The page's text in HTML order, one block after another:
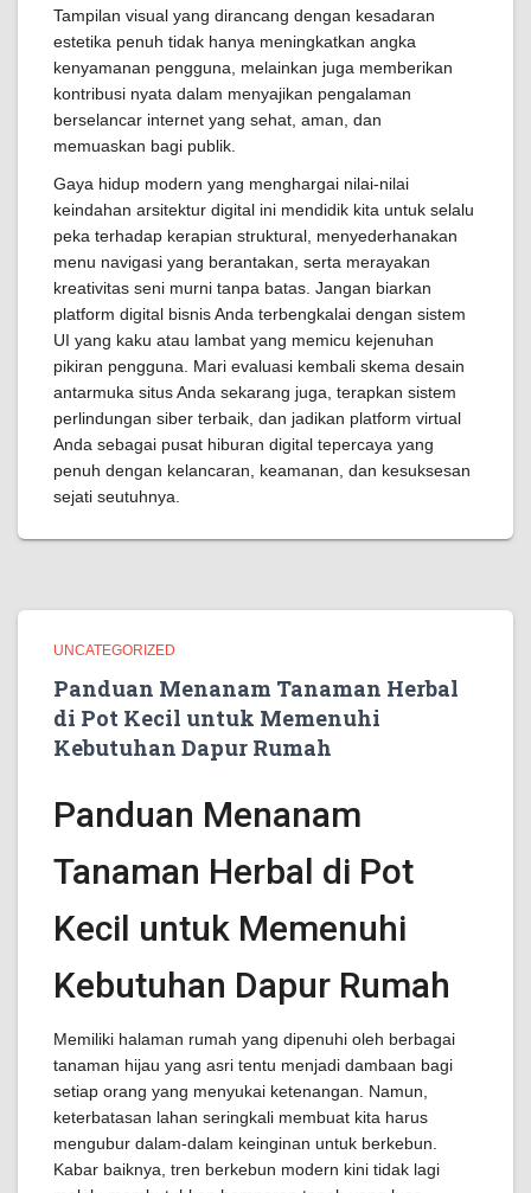
Tampilan visual yang dirancang dengan kesadaran
estetika penuh tidak hanya meningkatkan angka
kenyamanan pengguna, melainkan juga memberikan
kontribusi nyata dalam menyajikan pengalaman
berselancar internet yang sehat, aman, dan
memuaskan bagi publik.
Gaya hidup modern yang menghargai nilai-nilai
keindahan arsitektur digital ini mendidik kita untuk selalu
peka terhadap kerapian struktural, menyederhanakan
menu navigasi yang berantakan, serta merayakan
kreativitas seni murni tanpa batas. Jangan biarkan
platform digital bisnis Anda terbengkalai dengan sistem
UI yang kaku atau lambat yang memicu kejenuhan
pikiran pengguna. Mari evaluasi kembali skema desain
antarmuka situs Anda sekarang juga, terapkan sistem
perlindungan siber terbaik, dan jadikan platform virtual
Anda sebagai pusat hiburan digital tepercaya yang
penuh dengan kelancaran, keamanan, dan kesuksesan
sejati seutuhnya.
UNCATEGORIZED
Panduan Menanam Tanaman Herbal
di Pot Kecil untuk Memenuhi
Kebutuhan Dapur Rumah
Panduan Menanam
Tanaman Herbal di Pot
Kecil untuk Memenuhi
Kebutuhan Dapur Rumah
Memiliki halaman rumah yang dipenuhi oleh berbagai
tanaman hijau yang asri tentu menjadi dambaan bagi
setiap orang yang menyukai ketenangan. Namun,
keterbatasan lahan seringkali membuat kita harus
mengubur dalam-dalam keinginan untuk berkebun.
Kabar baiknya, tren berkebun modern kini tidak lagi